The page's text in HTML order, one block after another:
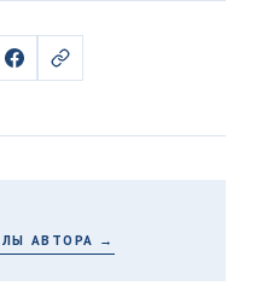
АВТОРА →